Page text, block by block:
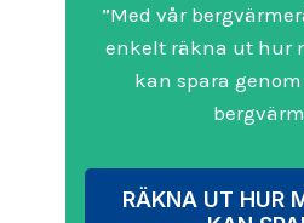
”Med vår
enkelt räkna ut hur
kan spara
RÄKNA UT HUR